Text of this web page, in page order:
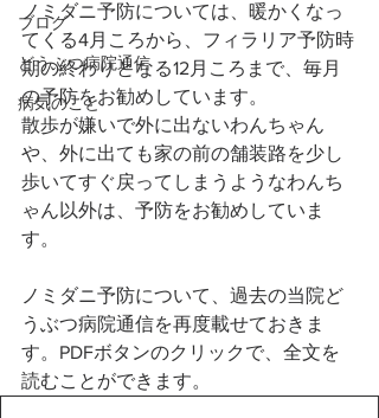
ブログ
どうぶつ病院通信
病気のこと
ノミダニ予防については、暖かくなっ
てくる4月ころから、フィラリア予防時
期の終わりとなる12月ころまで、毎月
の予防をお勧めしています。
散歩が嫌いで外に出ないわんちゃん
や、外に出ても家の前の舗装路を少し
歩いてすぐ戻ってしまうようなわんち
ゃん以外は、予防をお勧めしていま
す。
ノミダニ予防について、過去の当院ど
うぶつ病院通信を再度載せておきま
す。PDFボタンのクリックで、全文を
読むことができます。